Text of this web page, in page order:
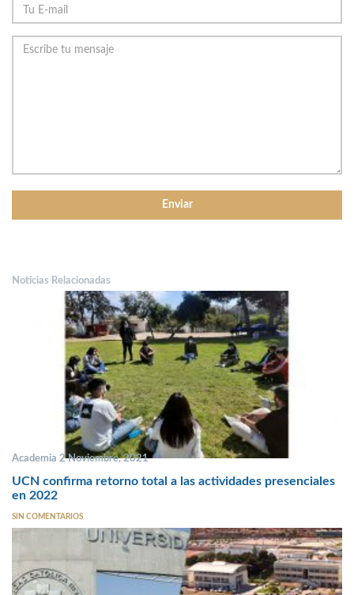
Noticias Relacionadas
Academia 2 Noviembre, 2021
UCN confirma retorno total a las actividades presenciales
en 2022
SIN COMENTARIOS